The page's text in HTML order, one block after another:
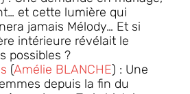
et cette lumière qui
jamais Mélody… Et si
intérieure révélait le
possibles ?
(Amélie BLANCHE) : Une
depuis la fin du